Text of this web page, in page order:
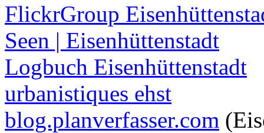
FlickrGroup
Seen | Eisenhüttenstadt
Logbuch Eisenhüttenstadt
urbanistiques ehst
blog.planverfasser.com